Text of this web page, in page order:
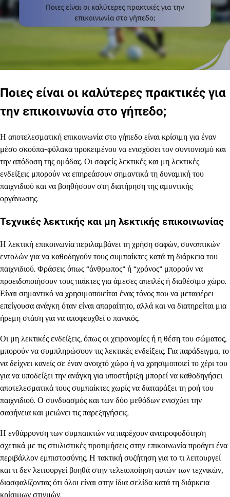
Ποιες είναι οι καλύτερες πρακτικές για
την επικοινωνία στο γήπεδο;
Η αποτελεσματική επικοινωνία στο γήπεδο είναι κρίσιμη για έναν
μέσο σκούπα-φύλακα προκειμένου να ενισχύσει τον συντονισμό και
την απόδοση της ομάδας. Οι σαφείς λεκτικές και μη λεκτικές
ενδείξεις μπορούν να επηρεάσουν σημαντικά τη δυναμική του
παιχνιδιού και να βοηθήσουν στη διατήρηση της αμυντικής
οργάνωσης.
Τεχνικές λεκτικής και μη λεκτικής επικοινωνίας
Η λεκτική επικοινωνία περιλαμβάνει τη χρήση σαφών, συνοπτικών
εντολών για να καθοδηγούν τους συμπαίκτες κατά τη διάρκεια του
παιχνιδιού. Φράσεις όπως “άνθρωπος” ή “χρόνος” μπορούν να
προειδοποιήσουν τους παίκτες για άμεσες απειλές ή διαθέσιμο χώρο.
Είναι σημαντικό να χρησιμοποιείται ένας τόνος που να μεταφέρει
επείγουσα ανάγκη όταν είναι απαραίτητο, αλλά και να διατηρείται μια
ήρεμη στάση για να αποφευχθεί ο πανικός.
Οι μη λεκτικές ενδείξεις, όπως οι χειρονομίες ή η θέση του σώματος,
μπορούν να συμπληρώσουν τις λεκτικές ενδείξεις. Για παράδειγμα, το
να δείχνει κανείς σε έναν ανοιχτό χώρο ή να χρησιμοποιεί το χέρι του
για να υποδείξει την ανάγκη για υποστήριξη μπορεί να καθοδηγήσει
αποτελεσματικά τους συμπαίκτες χωρίς να διαταράξει τη ροή του
παιχνιδιού. Ο συνδυασμός και των δύο μεθόδων ενισχύει την
σαφήνεια και μειώνει τις παρεξηγήσεις.
Η ενθάρρυνση των συμπαικτών να παρέχουν ανατροφοδότηση
σχετικά με τις στυλιστικές προτιμήσεις στην επικοινωνία προάγει ένα
περιβάλλον εμπιστοσύνης. Η τακτική συζήτηση για το τι λειτουργεί
και τι δεν λειτουργεί βοηθά στην τελειοποίηση αυτών των τεχνικών,
διασφαλίζοντας ότι όλοι είναι στην ίδια σελίδα κατά τη διάρκεια
κρίσιμων στιγμών.